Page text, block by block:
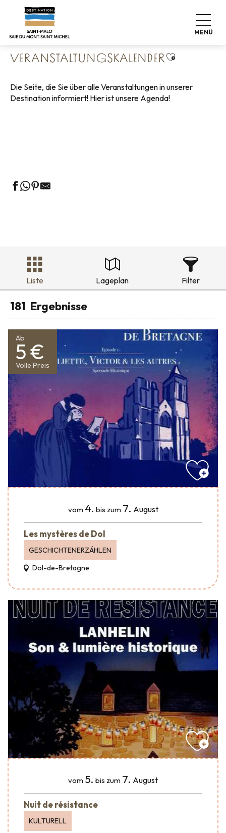
contenu
MENÜ
Startseite
Veranstaltungskalender
VERANSTALTUNGSKALENDERAjouter aux
Die Seite, die Sie über alle Veranstaltungen in unserer
Destination informiert! Hier ist unsere Agenda!
Liste Lageplan Filter
181 Ergebnisse
Ab
5 €
Volle Preis
vom 4. bis zum 7. August
Les mystères de Dol
GESCHICHTENERZÄHLEN
Dol-de-Bretagne
vom 5. bis zum 7. August
Nuit de résistance
KULTURELL